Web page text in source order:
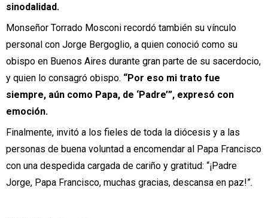
sinodalidad.
Monseñor Torrado Mosconi recordó también su vínculo
personal con Jorge Bergoglio, a quien conoció como su
obispo en Buenos Aires durante gran parte de su sacerdocio,
y quien lo consagró obispo. “Por eso mi trato fue
siempre, aún como Papa, de ‘Padre’”, expresó con
emoción.
Finalmente, invitó a los fieles de toda la diócesis y a las
personas de buena voluntad a encomendar al Papa Francisco
con una despedida cargada de cariño y gratitud: “¡Padre
Jorge, Papa Francisco, muchas gracias, descansa en paz!”.